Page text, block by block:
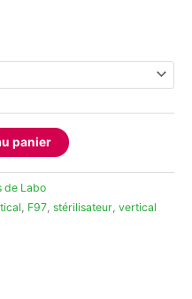
panier
de Labo
, F97, stérilisateur, vertical